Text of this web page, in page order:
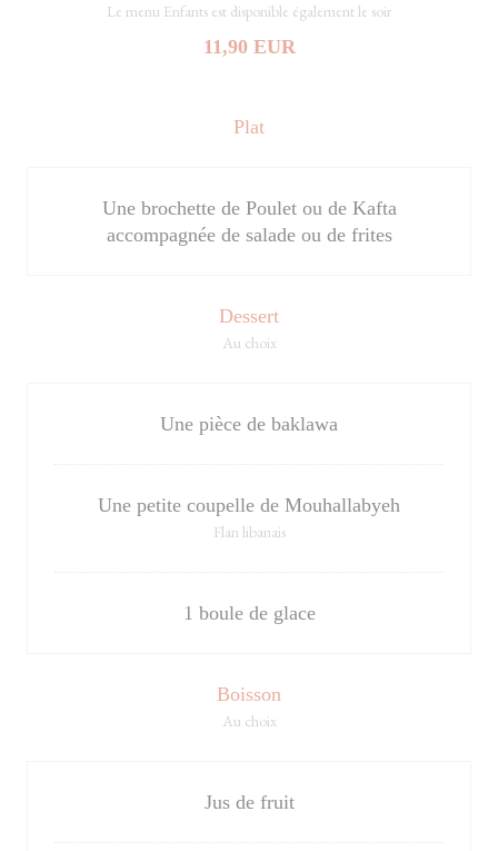
Le menu Enfants est disponible également le soir
11,90 EUR
Plat
Une brochette de Poulet ou de Kafta
accompagnée de salade ou de frites
Dessert
Au choix
Une pièce de baklawa
Une petite coupelle de Mouhallabyeh
Flan libanais
1 boule de glace
Boisson
Au choix
Jus de fruit